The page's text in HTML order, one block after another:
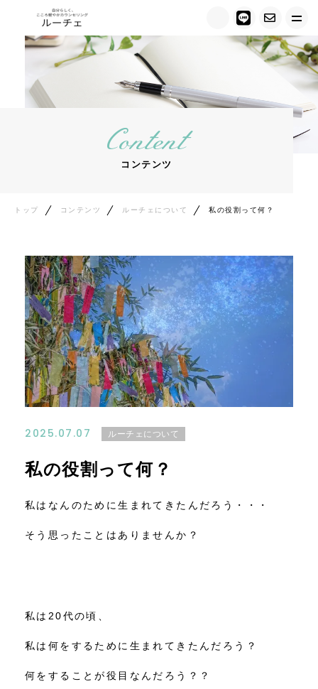
トップ
ルーチェについて
キャンペーン情報
カウンセラー紹介
ご相談の流れ
料金について
コンテンツ
ニュース
Content
コンテンツ
トップ コンテンツ ルーチェについて 私の役割って何？
2025.07.07 ルーチェについて
私の役割って何？
私はなんのために生まれてきたんだろう・・・
そう思ったことはありませんか？
私は20代の頃、
私は何をするために生まれてきたんだろう？
何をすることが役目なんだろう？？